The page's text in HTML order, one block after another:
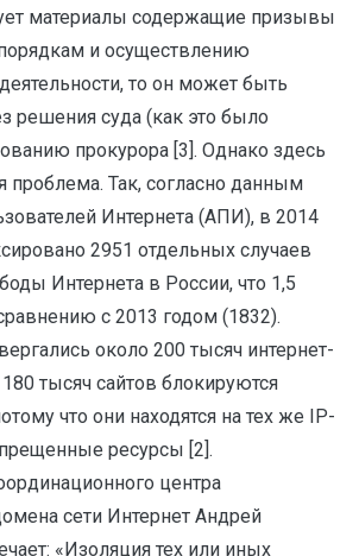
материалы содержащие призывы
и осуществлению
то он может быть
решения суда (как это было
прокурора [3]. Однако здесь
проблема. Так, согласно данным
Интернета (АПИ), в 2014
2951 отдельных случаев
Интернета в России, что 1,5
с 2013 годом (1832).
около 200 тысяч интернет-
тысяч сайтов блокируются
что они находятся на тех же IP-
ресурсы [2].
центра
сети Интернет Андрей
«Изоляция тех или иных